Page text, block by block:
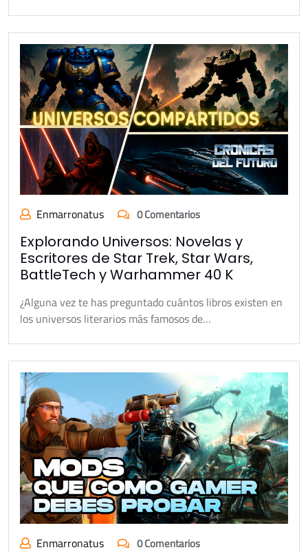
Enmarronatus 0 Comentarios
Explorando Universos: Novelas y
Escritores de Star Trek, Star Wars,
BattleTech y Warhammer 40 K
¿Alguna vez te has preguntado cuántos libros existen en
los universos literarios más famosos de…
Enmarronatus 0 Comentarios